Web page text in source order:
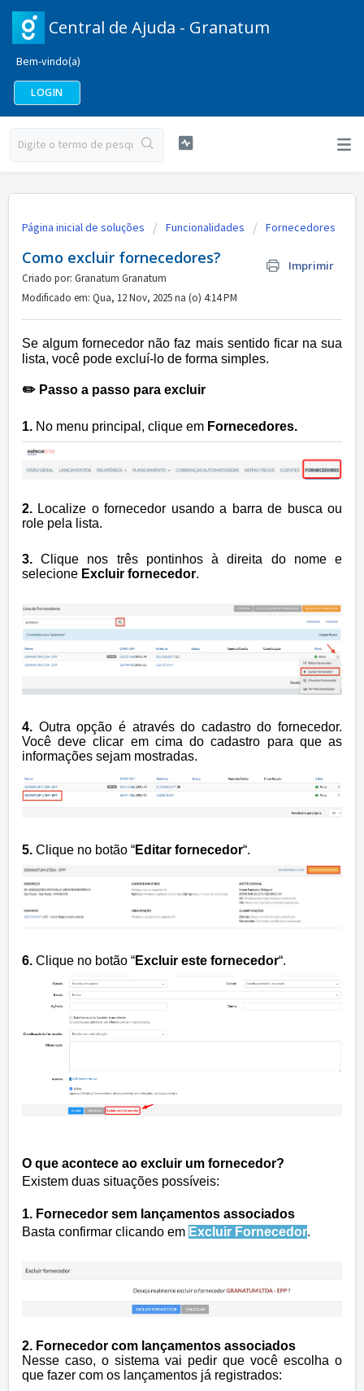
Central de Ajuda - Granatum
Bem-vindo(a)
LOGIN
Página inicial de soluções Funcionalidades Fornecedores
Como excluir fornecedores? Imprimir
Criado por: Granatum Granatum
Modificado em: Qua, 12 Nov, 2025 na (o) 4:14 PM
Se algum fornecedor não faz mais sentido ficar na sua
lista, você pode excluí-lo de forma simples.
✏️ Passo a passo para excluir
1. No menu principal, clique em Fornecedores.
2. Localize o fornecedor usando a barra de busca ou
role pela lista.
3. Clique nos três pontinhos à direita do nome e
selecione Excluir fornecedor.
4. Outra opção é através do cadastro do fornecedor.
Você deve clicar em cima do cadastro para que as
informações sejam mostradas.
5. Clique no botão “Editar fornecedor“.
6. Clique no botão “Excluir este fornecedor“.
O que acontece ao excluir um fornecedor?
Existem duas situações possíveis:
1. Fornecedor sem lançamentos associados
Basta confirmar clicando em Excluir Fornecedor.
2. Fornecedor com lançamentos associados
Nesse caso, o sistema vai pedir que você escolha o
que fazer com os lançamentos já registrados: